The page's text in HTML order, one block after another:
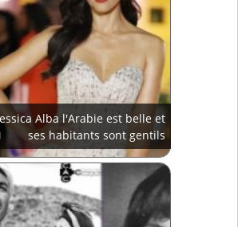
Alba l'Arabie est belle et
ses habitants sont gentils